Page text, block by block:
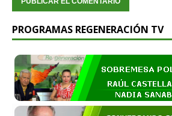
PROGRAMAS REGENERACIÓN TV